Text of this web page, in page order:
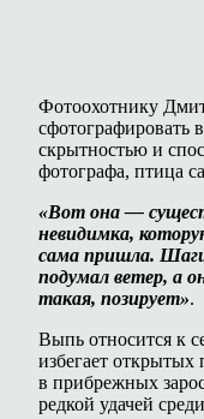
Фотоохотнику
сфотографировать
скрытностью и
фотографа, птица
«Вот она —
невидимка,
сама пришла. Шаги
подумал ветер, а
такая, позирует».
Выпь относится к
избегает открытых
в прибрежных
редкой удачей